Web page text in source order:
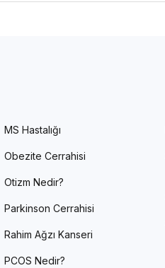
MS Hastalığı
Obezite Cerrahisi
Otizm Nedir?
Parkinson Cerrahisi
Rahim Ağzı Kanseri
PCOS Nedir?